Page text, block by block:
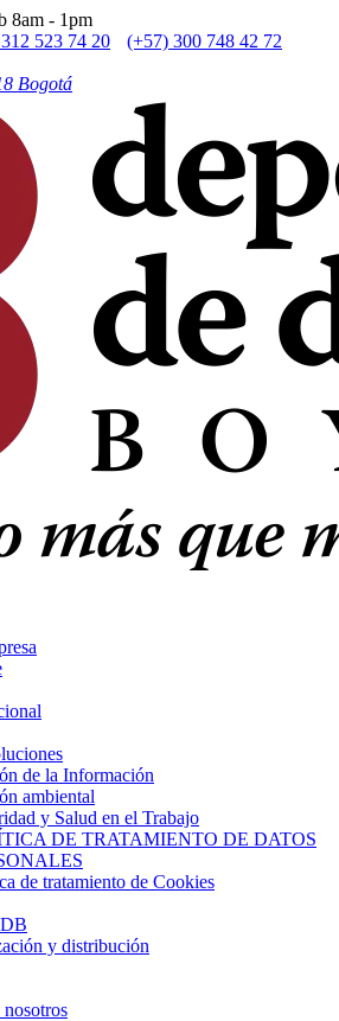
8am - 1pm
523 74 20
(+57) 300 748 42 72
Bogotá
de la Información
ambiental
y Salud en el Trabajo
DE TRATAMIENTO DE DATOS
de tratamiento de Cookies
y distribución